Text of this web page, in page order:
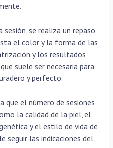
sesión, se realiza un repaso
el color y la forma de las
y los resultados
suele ser necesaria para
y perfecto.
que el número de sesiones
la calidad de la piel, el
y el estilo de vida de
seguir las indicaciones del